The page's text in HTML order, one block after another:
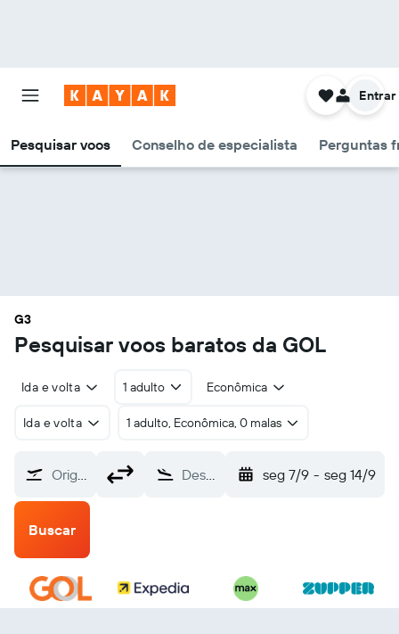
Pesquisar voos Conselho de especialista Perguntas
Entrar
G3
Pesquisar voos baratos da GOL
Ida e volta 1 adulto Econômica
Ida e volta 1 adulto, Econômica, 0 malas
Origem Destino seg 7/9 - seg 14/9
Buscar